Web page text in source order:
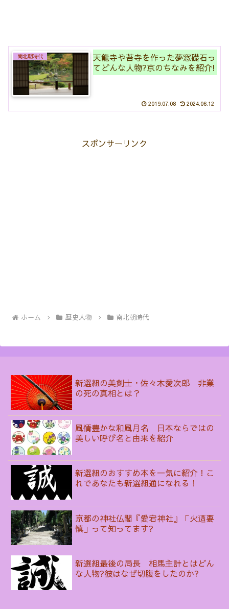
南北朝時代
天龍寺や苔寺を作った夢窓礎石っ
てどんな人物?京のちなみを紹介!
2019.07.08 2024.06.12
スポンサーリンク
ホーム 歴史人物 南北朝時代
新選組の美剣士・佐々木愛次郎 非業
の死の真相とは？
風情豊かな和風月名 日本ならではの
美しい呼び名と由来を紹介
新選組のおすすめ本を一気に紹介！こ
れであなたも新選組通になれる！
京都の神社仏閣『愛宕神社』「火迺要
慎」って知ってます?
新選組最後の局長 相馬主計とはどん
な人物?彼はなぜ切腹をしたのか?